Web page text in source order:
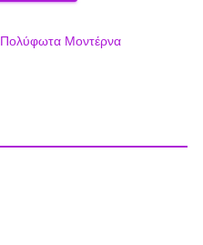
Πολύφωτα Μοντέρνα